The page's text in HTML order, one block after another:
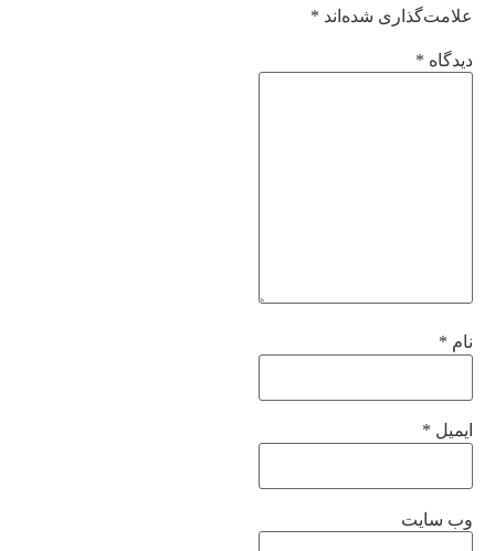
علامت‌گذاری شده‌اند *
دیدگاه *
نام *
ایمیل *
وب‌ سایت